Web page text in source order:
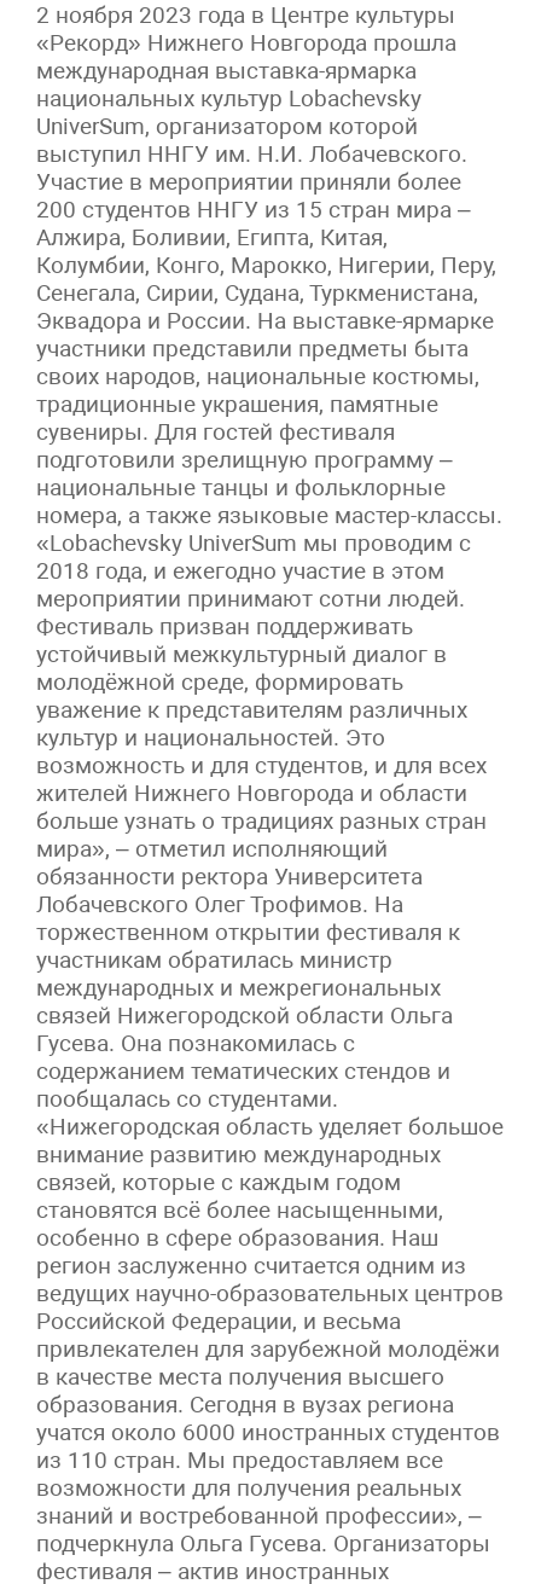
2 ноября 2023 года в Центре культуры
«Рекорд» Нижнего Новгорода прошла
международная выставка-ярмарка
национальных культур Lobachevsky
UniverSum, организатором которой
выступил ННГУ им. Н.И. Лобачевского.
Участие в мероприятии приняли более
200 студентов ННГУ из 15 стран мира –
Алжира, Боливии, Египта, Китая,
Колумбии, Конго, Марокко, Нигерии, Перу,
Сенегала, Сирии, Судана, Туркменистана,
Эквадора и России. На выставке-ярмарке
участники представили предметы быта
своих народов, национальные костюмы,
традиционные украшения, памятные
сувениры. Для гостей фестиваля
подготовили зрелищную программу –
национальные танцы и фольклорные
номера, а также языковые мастер-классы.
«Lobachevsky UniverSum мы проводим с
2018 года, и ежегодно участие в этом
мероприятии принимают сотни людей.
Фестиваль призван поддерживать
устойчивый межкультурный диалог в
молодёжной среде, формировать
уважение к представителям различных
культур и национальностей. Это
возможность и для студентов, и для всех
жителей Нижнего Новгорода и области
больше узнать о традициях разных стран
мира», – отметил исполняющий
обязанности ректора Университета
Лобачевского Олег Трофимов. На
торжественном открытии фестиваля к
участникам обратилась министр
международных и межрегиональных
связей Нижегородской области Ольга
Гусева. Она познакомилась с
содержанием тематических стендов и
пообщалась со студентами.
«Нижегородская область уделяет большое
внимание развитию международных
связей, которые с каждым годом
становятся всё более насыщенными,
особенно в сфере образования. Наш
регион заслуженно считается одним из
ведущих научно-образовательных центров
Российской Федерации, и весьма
привлекателен для зарубежной молодёжи
в качестве места получения высшего
образования. Сегодня в вузах региона
учатся около 6000 иностранных студентов
из 110 стран. Мы предоставляем все
возможности для получения реальных
знаний и востребованной профессии», –
подчеркнула Ольга Гусева. Организаторы
фестиваля – актив иностранных